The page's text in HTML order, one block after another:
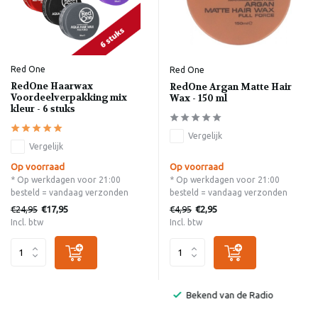
Red One
RedOne Haarwax
Voordeelverpakking mix
kleur - 6 stuks
Vergelijk
Op voorraad
* Op werkdagen voor 21:00
besteld = vandaag verzonden
€24,95 €17,95
Incl. btw
Red One
RedOne Argan Matte Hair
Wax - 150 ml
Vergelijk
Op voorraad
* Op werkdagen voor 21:00
besteld = vandaag verzonden
€4,95 €2,95
Incl. btw
Bekend van de Radio